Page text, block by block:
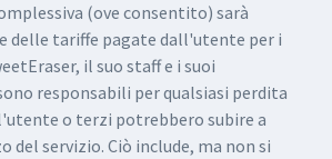
(ove consentito) sarà
tariffe pagate dall'utente per i
il suo staff e i suoi
responsabili per qualsiasi perdita
o terzi potrebbero subire a
del servizio. Ciò include, ma non si